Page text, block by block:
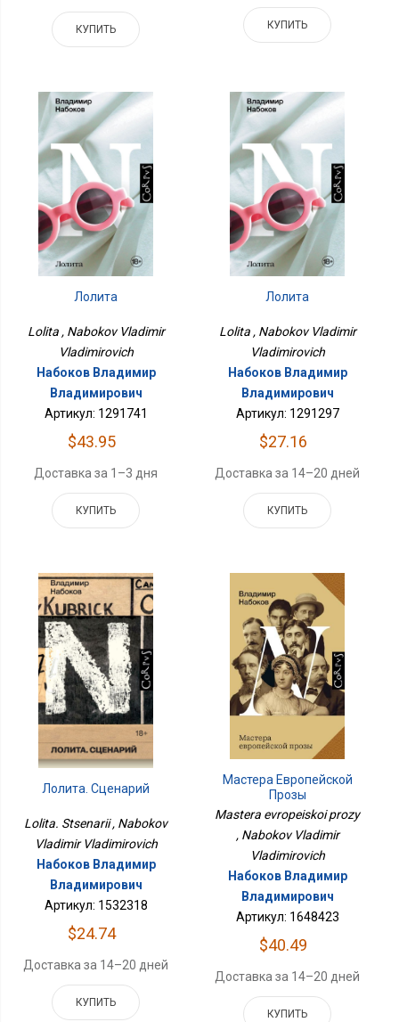
КУПИТЬ КУПИТЬ
Лолита
Lolita , Nabokov Vladimir
Vladimirovich
Набоков Владимир
Владимирович
Артикул: 1291741
$43.95
Доставка за 1–3 дня
КУПИТЬ
Лолита
Lolita , Nabokov Vladimir
Vladimirovich
Набоков Владимир
Владимирович
Артикул: 1291297
$27.16
Доставка за 14–20 дней
КУПИТЬ
Лолита. Сценарий
Lolita. Stsenarii , Nabokov
Vladimir Vladimirovich
Набоков Владимир
Владимирович
Артикул: 1532318
$24.74
Доставка за 14–20 дней
КУПИТЬ
Мастера Европейской
Прозы
Mastera evropeiskoi prozy
, Nabokov Vladimir
Vladimirovich
Набоков Владимир
Владимирович
Артикул: 1648423
$40.49
Доставка за 14–20 дней
КУПИТЬ